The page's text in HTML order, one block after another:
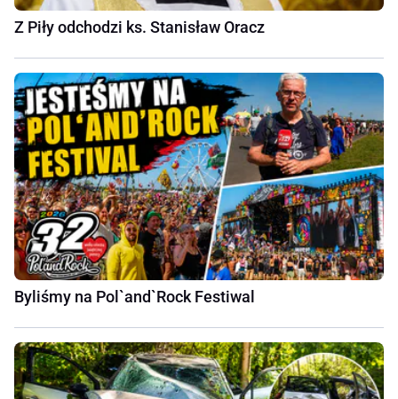
Z Piły odchodzi ks. Stanisław Oracz
Byliśmy na Pol`and`Rock Festiwal